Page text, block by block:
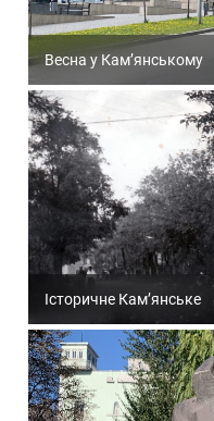
Весна у Кам’янському
Історичне Кам’янське